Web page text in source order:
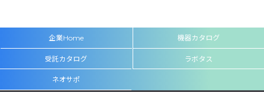
企業Home 機器カタログ
受託カタログ ラボタス
ネオサポ